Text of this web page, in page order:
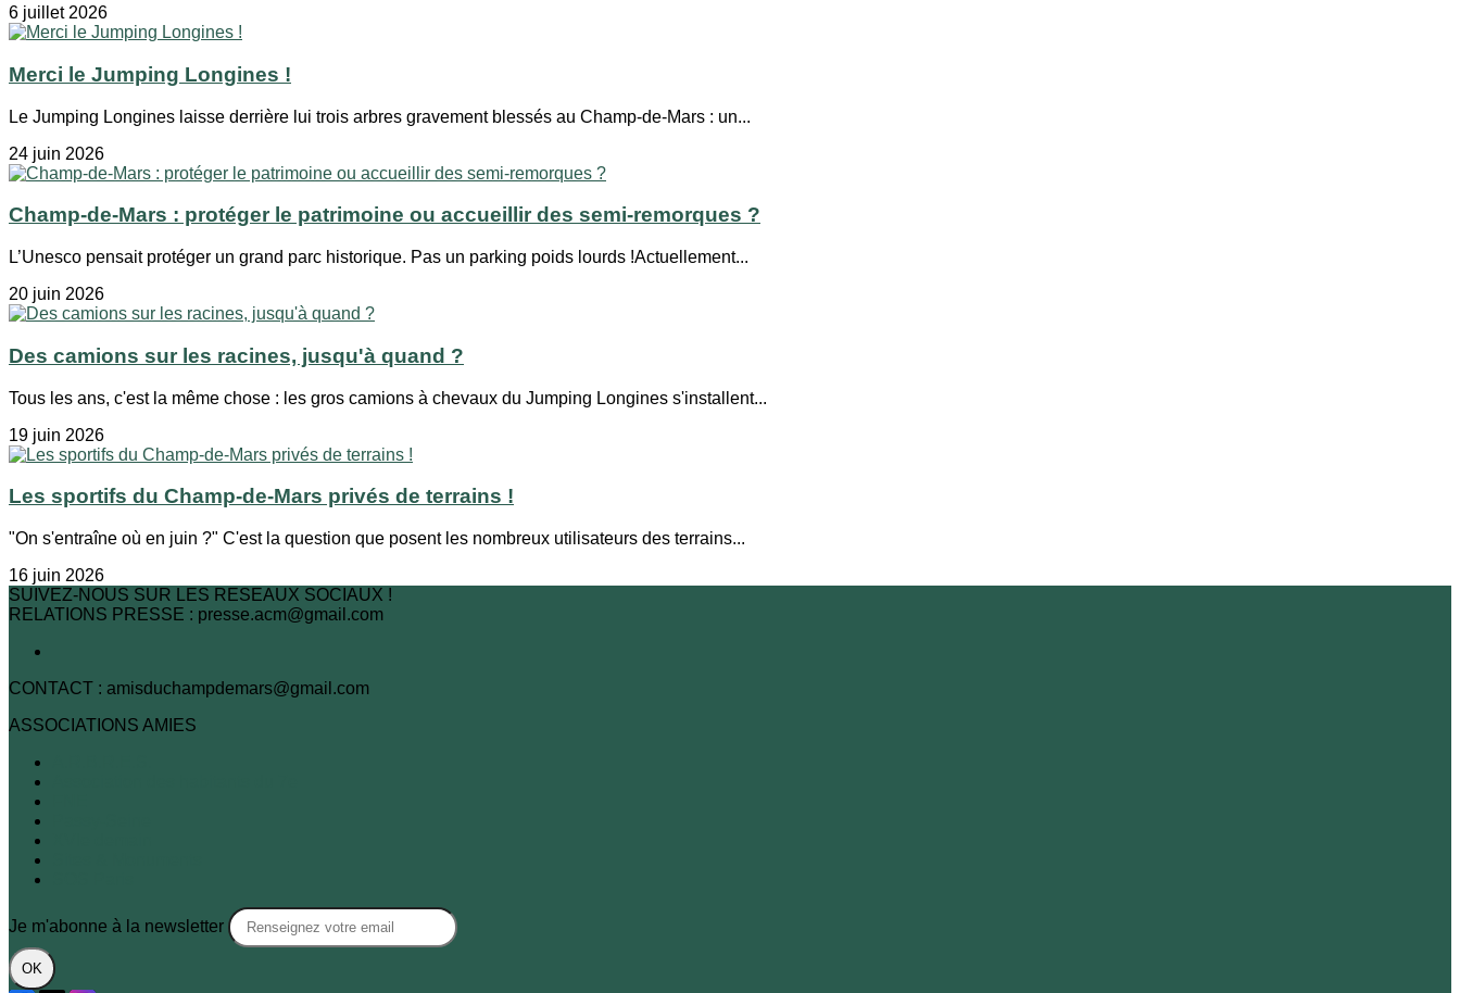
6 juillet 2026
Merci le Jumping Longines !
Le Jumping Longines laisse derrière lui trois arbres gravement blessés au Champ-de-Mars : un...
24 juin 2026
Champ-de-Mars : protéger le patrimoine ou accueillir des semi-remorques ?
L’Unesco pensait protéger un grand parc historique. Pas un parking poids lourds !Actuellement...
20 juin 2026
Des camions sur les racines, jusqu'à quand ?
Tous les ans, c'est la même chose : les gros camions à chevaux du Jumping Longines s'installent...
19 juin 2026
Les sportifs du Champ-de-Mars privés de terrains !
"On s'entraîne où en juin ?" C'est la question que posent les nombreux utilisateurs des terrains...
16 juin 2026
SUIVEZ-NOUS SUR LES RESEAUX SOCIAUX !
RELATIONS PRESSE : presse.acm@gmail.com
CONTACT : amisduchampdemars@gmail.com
ASSOCIATIONS AMIES
Je m'abonne à la newsletter
OK